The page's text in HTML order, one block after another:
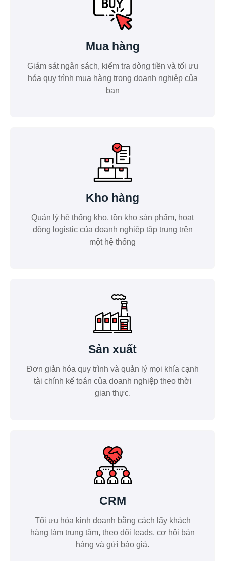
Mua hàng
Giám sát ngân sách, kiểm tra dòng tiền và tối ưu
hóa quy trình mua hàng trong doanh nghiệp của
bạn
Kho hàng
Quản lý hệ thống kho, tồn kho sản phẩm, hoạt
động logistic của doanh nghiệp tập trung trên
một hệ thống
Sản xuất
Đơn giản hóa quy trình và quản lý mọi khía cạnh
tài chính kế toán của doanh nghiệp theo thời
gian thực.
CRM
Tối ưu hóa kinh doanh bằng cách lấy khách
hàng làm trung tâm, theo dõi leads, cơ hội bán
hàng và gửi báo giá.